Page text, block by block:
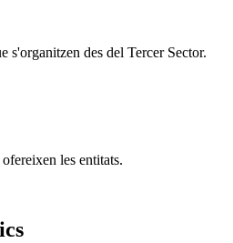
s'organitzen des del Tercer Sector.
les entitats.